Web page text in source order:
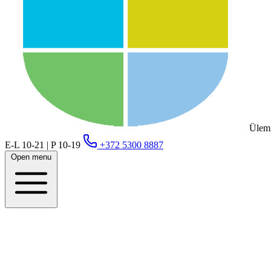
E-L 10-21 | P 10-19
+372 5300 8887
Open menu